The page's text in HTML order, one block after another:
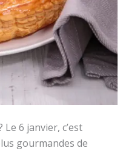
6 janvier, c’est
gourmandes de